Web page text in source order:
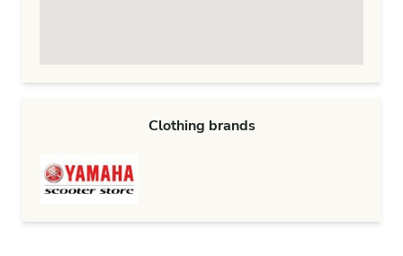
Clothing brands